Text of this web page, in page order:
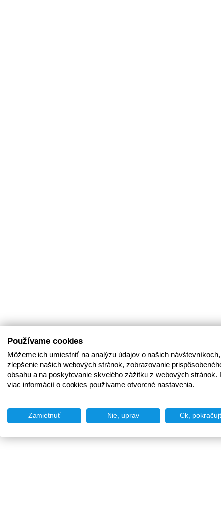
Používame cookies
Môžeme ich umiestniť na analýzu údajov o našich
zlepšenie našich webových stránok, zobrazovanie
obsahu a na poskytovanie skvelého zážitku z webových stránok.
viac informácií o cookies používame otvorené nastavenia.
Zamietnuť Nie, uprav Ok,